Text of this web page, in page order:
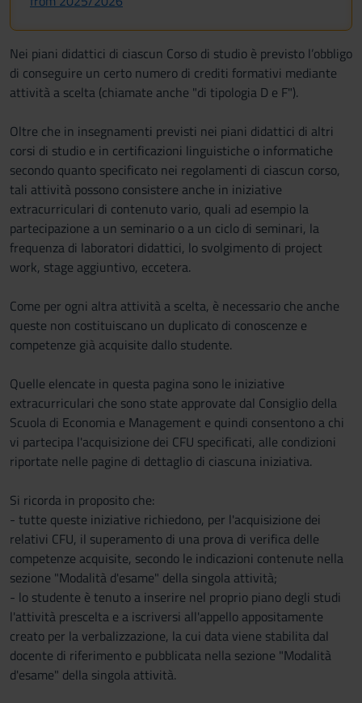
Nei piani didattici di ciascun Corso di studio è previsto l’obbligo
di conseguire un certo numero di crediti formativi mediante
attività a scelta (chiamate anche "di tipologia D e F").
Oltre che in insegnamenti previsti nei piani didattici di altri
corsi di studio e in certificazioni linguistiche o informatiche
secondo quanto specificato nei regolamenti di ciascun corso,
tali attività possono consistere anche in iniziative
extracurriculari di contenuto vario, quali ad esempio la
partecipazione a un seminario o a un ciclo di seminari, la
frequenza di laboratori didattici, lo svolgimento di project
work, stage aggiuntivo, eccetera.
Come per ogni altra attività a scelta, è necessario che anche
queste non costituiscano un duplicato di conoscenze e
competenze già acquisite dallo studente.
Quelle elencate in questa pagina sono le iniziative
extracurriculari che sono state approvate dal Consiglio della
Scuola di Economia e Management e quindi consentono a chi
vi partecipa l'acquisizione dei CFU specificati, alle condizioni
riportate nelle pagine di dettaglio di ciascuna iniziativa.
Si ricorda in proposito che:
- tutte queste iniziative richiedono, per l'acquisizione dei
relativi CFU, il superamento di una prova di verifica delle
competenze acquisite, secondo le indicazioni contenute nella
sezione "Modalità d'esame" della singola attività;
- lo studente è tenuto a inserire nel proprio piano degli studi
l'attività prescelta e a iscriversi all'appello appositamente
creato per la verbalizzazione, la cui data viene stabilita dal
docente di riferimento e pubblicata nella sezione "Modalità
d'esame" della singola attività.